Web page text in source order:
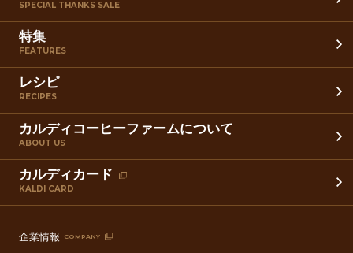
SPECIAL THANKS SALE
特集
FEATURES
レシピ
RECIPES
カルディコーヒーファームについて
ABOUT US
カルディカード
KALDI CARD
企業情報 COMPANY